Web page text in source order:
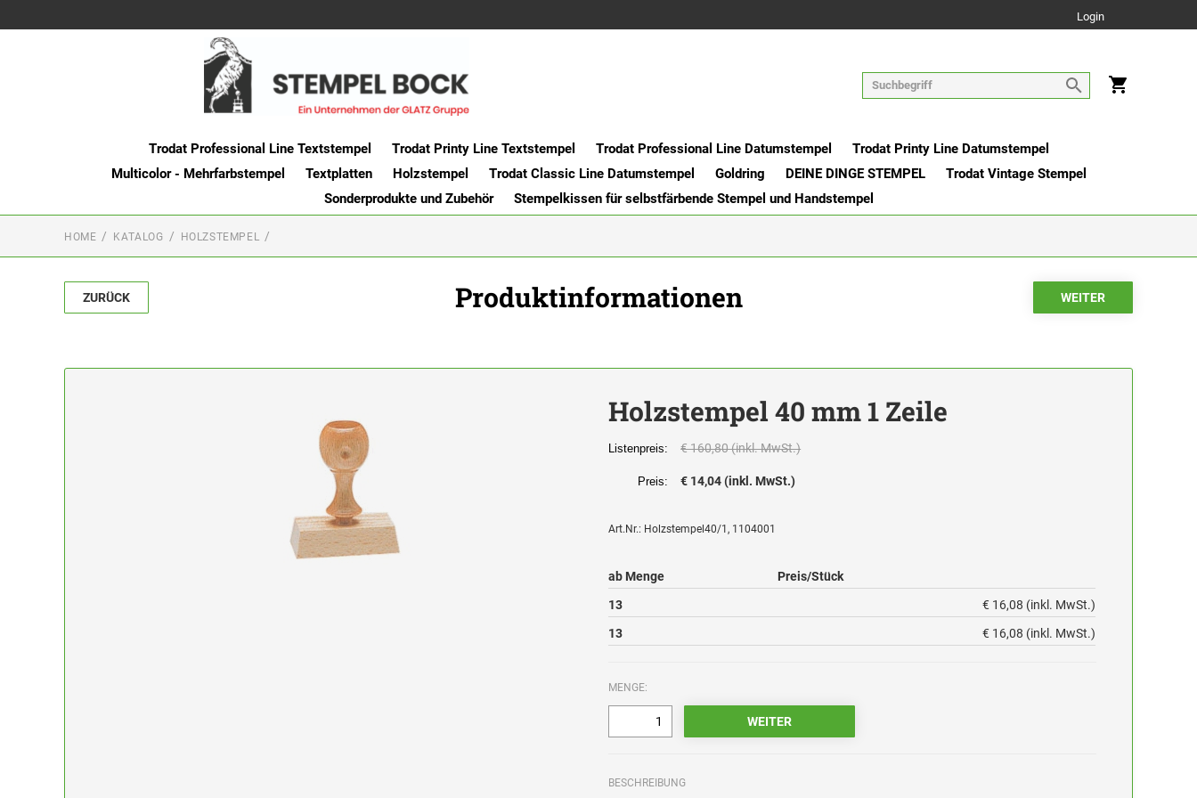
Login
Trodat Professional Line Textstempel Trodat Printy Line Textstempel Trodat Professional Line Datumstempel
Trodat Printy Line Datumstempel
Multicolor - Mehrfarbstempel
Textplatten Holzstempel Trodat Classic Line Datumstempel Goldring DEINE DINGE STEMPEL
Trodat Vintage Stempel
Sonderprodukte und Zubehör
Stempelkissen für selbstfärbende Stempel und Handstempel
HOME KATALOG HOLZSTEMPEL
ZURÜCK Produktinformationen
Holzstempel 40 mm 1 Zeile
Listenpreis: € 160,80 (inkl. MwSt.)
Preis: € 14,04 (inkl. MwSt.)
Art.Nr.: Holzstempel40/1, 1104001
ab Menge
Preis/Stück
13
€ 16,08 (inkl. MwSt.)
13
€ 16,08 (inkl. MwSt.)
MENGE:
BESCHREIBUNG